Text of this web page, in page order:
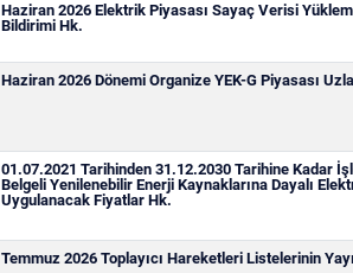
Haziran 2026 Elektrik Piyasası Sayaç Verisi
Bildirimi Hk.
Haziran 2026 Dönemi Organize YEK-G Piyasası
01.07.2021 Tarihinden 31.12.2030 Tarihine Kadar
Belgeli Yenilenebilir Enerji Kaynaklarına Dayalı
Uygulanacak Fiyatlar Hk.
Temmuz 2026 Toplayıcı Hareketleri Listelerinin